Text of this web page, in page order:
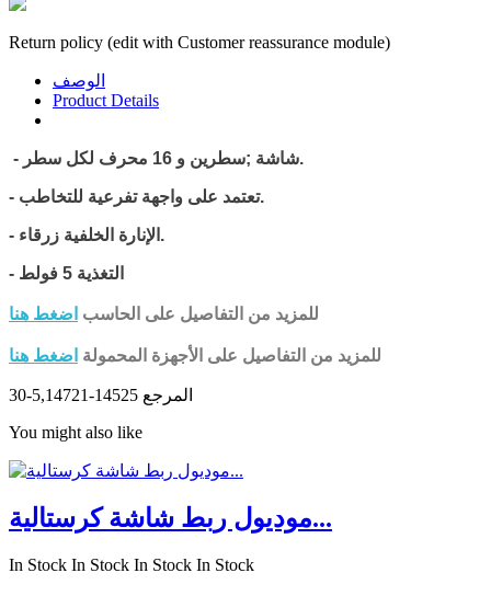
Return policy (edit with Customer reassurance module)
الوصف
Product Details
- شاشة ;سطرين و 16 محرف لكل سطر.
- تعتمد على واجهة تفرعية للتخاطب.
- الإنارة الخلفية زرقاء .
- التغذية 5 فولط
للمزيد من التفاصيل على الحاسب اضغط هنا
للمزيد من التفاصيل على الأجهزة المحمولة اضغط هنا
المرجع 14525-5,14721-30
You might also like
موديول ربط شاشة كرستالية...
In Stock In Stock In Stock In Stock